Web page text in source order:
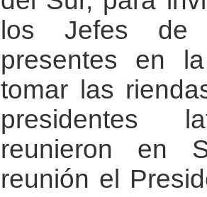
los Jefes de
presentes en
tomar las
presidentes
reunieron en
reunión el